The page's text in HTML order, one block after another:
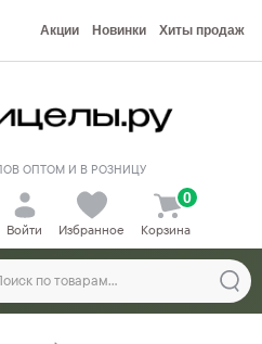
Акции Новинки Хиты продаж
ОПТОМ И В РОЗНИЦУ
Войти
Избранное Корзина
0